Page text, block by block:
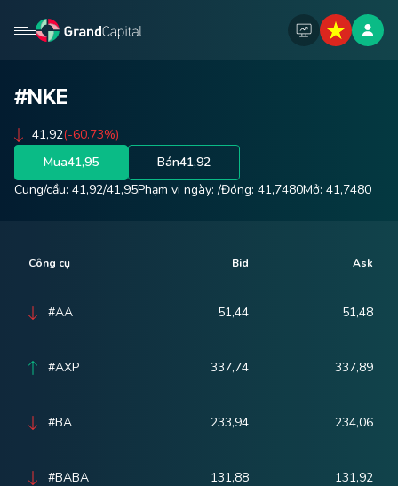
#NKE
41,92(-60.73%)
Mua41,95 Bán41,92
Cung/cầu: 41,92/41,95Phạm vi ngày: /Đóng: 41,7480Mở: 41,7480
Công cụ Bid Ask
#AA 51,44 51,48
#AXP 337,74 337,89
#BA 233,94 234,06
#BABA 131,88 131,92